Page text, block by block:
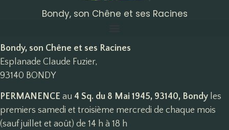
Bondy, son Chêne et ses Racines
Bondy, son Chêne et ses Racines
Esplanade Claude Fuzier,
93140 BONDY
PERMANENCE au 4 Sq. du 8 Mai 1945, 93140, Bondy les
premiers samedi et troisième mercredi de chaque mois
(sauf juillet et août) de 14 h à 18 h